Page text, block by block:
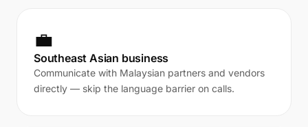
💼
Southeast Asian business
Communicate with Malaysian partners and vendors
directly — skip the language barrier on calls.